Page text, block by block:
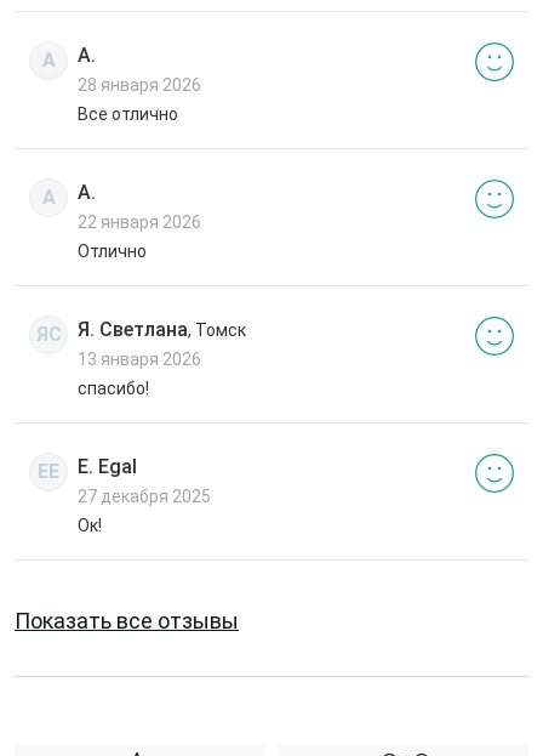
А А.
28 января 2026
Все отлично
А А.
22 января 2026
Отлично
ЯС Я. Светлана, Томск
13 января 2026
спасибо!
EE E. Egal
27 декабря 2025
Ок!
Показать все отзывы